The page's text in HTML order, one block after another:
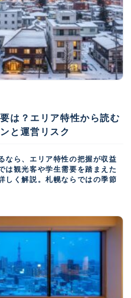
は？エリア特性から読む
と運営リスク
なら、エリア特性の把握が収益
は観光客や学生需要を踏まえた
しく解説。札幌ならではの季節